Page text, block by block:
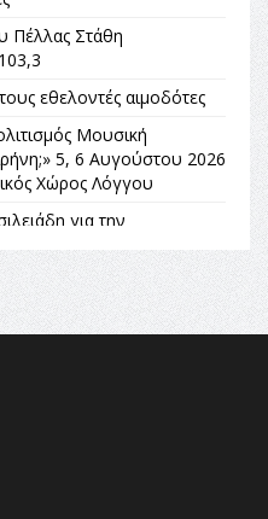
Πέλλας Στάθη
εθελοντές αιμοδότες
Μουσική
5, 6 Αυγούστου 2026
Χώρος Λόγγου
για την
«Σε τέτοιες κορυφαίες
μόνο η ευθύνη απέναντι
στον δεύτερο γύρο του
Κατάλογο Παγκόσμιας
η απόφαση Ο
και πολιτιστικό
αξίας για την